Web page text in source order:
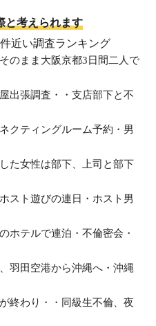
と考えられます
近い調査ランキング
のまま大阪京都3日間二人で
出張調査・・支店部下と不
クティングルーム予約・男
た女性は部下、上司と部下
スト遊びの連日・ホスト男
ホテルで連泊・不倫密会・
羽田空港から沖縄へ・沖縄
終わり・・同級生不倫、夜